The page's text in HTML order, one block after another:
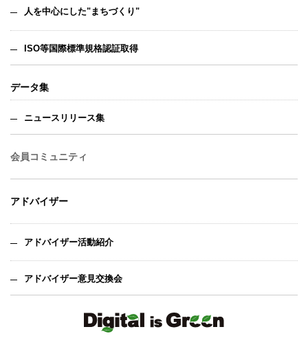
人を中心にした"まちづくり"
ISO等国際標準規格認証取得
データ集
ニュースリリース集
会員コミュニティ
アドバイザー
アドバイザー活動紹介
アドバイザー意見交換会